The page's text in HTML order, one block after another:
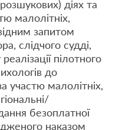
діях та
малолітніх,
запитом
слідчого судді,
пілотного
до
участю малолітніх,
безоплатної
наказом